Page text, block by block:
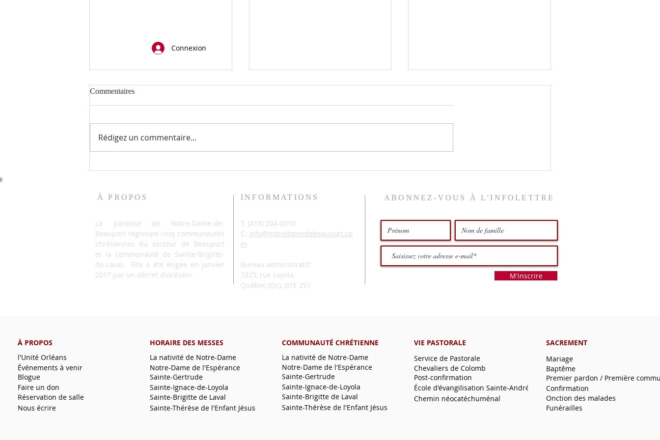
Connexion
Apaiser les tempêtes
Commentaires
Rédigez un commentaire...
À PROPOS
La paroisse de Notre-Dame-de-
Beauport regroupe cinq communautés
chrétiennes du secteur de Beauport
et la communauté de Sainte-Brigitte-
de-Laval. Elle a été érigée en janvier
2017 par un décret diocésain.
INFORMATIONS
T. (418) 204-0510
C. info@notredamedebeauport.co
m
Bureau administratif:
3325, rue Loyola,
Québec (Qc), G1E 2S1
ABONNEZ-VOUS À L'INFOLETTRE
M'inscrire
À PROPOS
l'Unité Orléans
Blogue
Événements à venir
Faire un don
Réservation de salle
Nous écrire
HORAIRE DES MESSES
La nativité de Notre-Dame
Sainte-Gertrude
Notre-Dame de l'Espérance
Sainte-Ignace-de-Loyola
Sainte-Brigitte de Laval
Sainte-Thérèse de l'Enfant Jésus
COMMUNAUTÉ CHRÉTIENNE
La nativité de Notre-Dame
Sainte-Gertrude
Notre-Dame de l'Espérance
Sainte-Ignace-de-Loyola
Sainte-Brigitte de Laval
Sainte-Thérèse de l'Enfant Jésus
VIE PASTORALE
Service de Pastorale
Chevaliers de Colomb
Post-confirmation
École d'évangilisation Sainte-André
Chemin néocatéchuménal
SACREMENT
Mariage
Premier pardon / Première
Baptême
Confirmation
Onction des malades
Funérailles